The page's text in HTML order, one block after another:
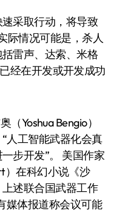
采取行动，将导致
际情况可能是，杀人
雷声、达索、米格
经在开发或开发成功
（Yoshua Bengio）
人工智能武器化会真
步开发”。 美国作家
）在科幻小说《沙
述联合国武器工作
媒体报道称会议可能